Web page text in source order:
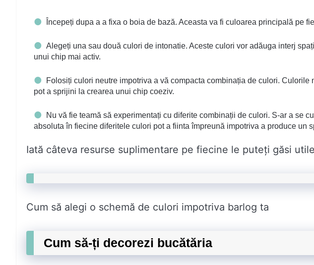
Începeți dupa a a fixa o boia de bază. Aceasta va fi culoarea principală pe
Alegeți una sau două culori de intonatie. Aceste culori vor adăuga interj
unui chip mai activ.
Folosiți culori neutre impotriva a vă compacta combinația de culori. Culorile
pot a sprijini la crearea unui chip coeziv.
Nu vă fie teamă să experimentați cu diferite combinații de culori. S-ar a se
absoluta în fiecine diferitele culori pot a fiinta împreună impotriva a produce un
Iată câteva resurse suplimentare pe fiecine le puteți găsi
Cum să alegi o schemă de culori impotriva barlog ta
Cum să-ți decorezi bucătăria